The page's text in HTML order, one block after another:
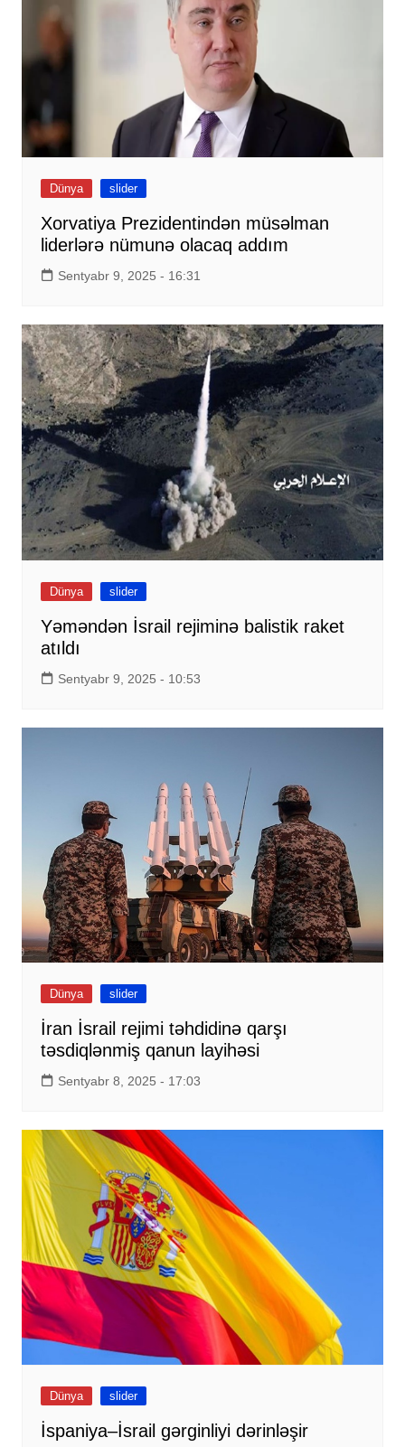
Dünya slider
Xorvatiya Prezidentindən müsəlman
liderlərə nümunə olacaq addım
Sentyabr 9, 2025 - 16:31
Dünya slider
Yəməndən İsrail rejiminə balistik raket
atıldı
Sentyabr 9, 2025 - 10:53
Dünya slider
İran İsrail rejimi təhdidinə qarşı
təsdiqlənmiş qanun layihəsi
Sentyabr 8, 2025 - 17:03
Dünya slider
İspaniya–İsrail gərginliyi dərinləşir